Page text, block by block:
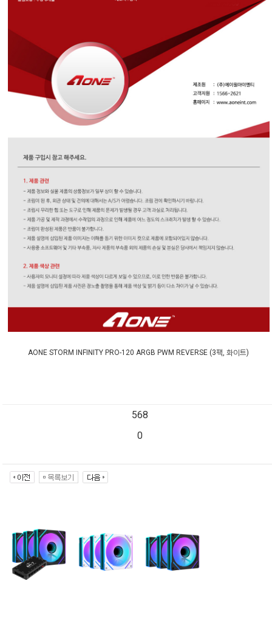
AONE STORM INFINITY PRO-120 ARGB PWM REVERSE (3팩, 화이트)
568
0